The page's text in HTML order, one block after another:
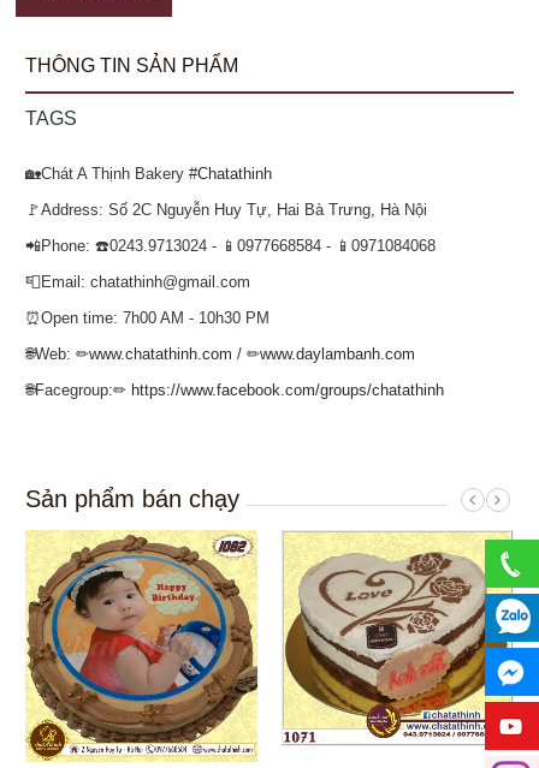
THÔNG TIN SẢN PHẨM
TAGS
🏡Chát A Thịnh Bakery#Chatathinh
🚩Address: Số 2C Nguyễn Huy Tự, Hai Bà Trưng, Hà Nội
📲Phone: ☎️0243.9713024 - 📱0977668584 - 📱0971084068
📮Email: chatathinh@gmail.com
⏰Open time: 7h00 AM - 10h30 PM
🌐Web: ✏www.chatathinh.com / ✏www.daylambanh.com
🌐Facegroup:✏ https://www.facebook.com/groups/chatathinh
Sản phẩm bán chạy